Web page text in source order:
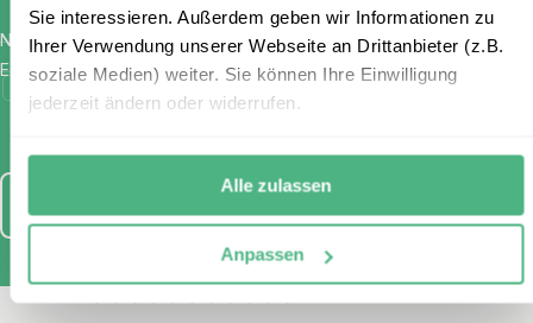
Sie interessieren. Außerdem geben wir Informationen zu
Ihrer Verwendung unserer Webseite an Drittanbieter (z.B.
soziale Medien) weiter. Sie können Ihre Einwilligung
jederzeit ändern oder widerrufen.
Alle zulassen
Anpassen
Name *
E-Mail *
Ich habe die Bestimmungen zumDatenschutzgelesen und
stimme diesen zu.